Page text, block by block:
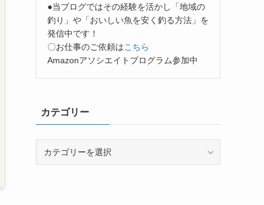
●当ブログではその経験を活かし「地域の
釣り」や「おいしい魚を安く釣る方法」を
発信中です！
〇お仕事のご依頼はこちら
Amazonアソシエイトプログラム参加中
カテゴリー